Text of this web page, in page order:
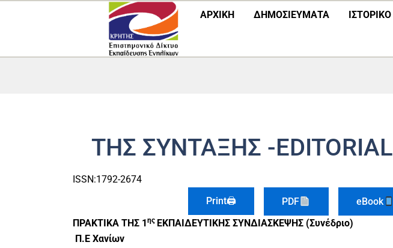
ΑΡΧΙΚΗ ΔΗΜΟΣΙΕΎΜΑΤΑ ΙΣΤΟΡΙΚΟ
ΤΗΣ ΣΥΝΤΑΞΗΣ -EDITORIAL
ISSN:1792-2674
Print🖨
PDF
eBook
ΠΡΑΚΤΙΚΑ ΤΗΣ 1 ης ΕΚΠΑΙΔΕΥΤΙΚΗΣ ΣΥΝΔΙΑΣΚΕΨΗΣ (Συνέδριο)
Π.Ε Χανίων